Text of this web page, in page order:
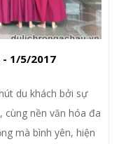
- 1/5/2017
du khách bởi sự
nền văn hóa đa
mà bình yên, hiện